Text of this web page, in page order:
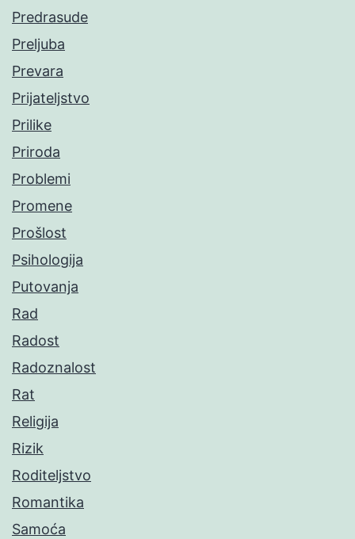
Predrasude
Preljuba
Prevara
Prijateljstvo
Prilike
Priroda
Problemi
Promene
Prošlost
Psihologija
Putovanja
Rad
Radost
Radoznalost
Rat
Religija
Rizik
Roditeljstvo
Romantika
Samoća